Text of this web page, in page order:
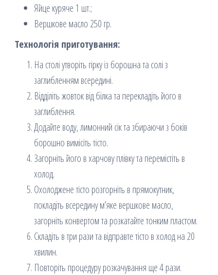
Яйце куряче 1 шт.;
Вершкове масло 250 гр.
Технологія приготування:
На столі утворіть гірку із борошна та солі з
заглибленням всередині.
Відділіть жовток від білка та перекладіть його в
заглиблення.
Додайте воду, лимонний сік та збираючи з боків
борошно вимісіть тісто.
Загорніть його в харчову плівку та перемістіть в
холод.
Охолоджене тісто розгорніть в прямокутник,
покладіть всередину м’яке вершкове масло,
загорніть конвертом та розкатайте тонким пластом.
Складіть в три рази та відправте тісто в холод на 20
хвилин.
Повторіть процедуру розкачування ще 4 рази.